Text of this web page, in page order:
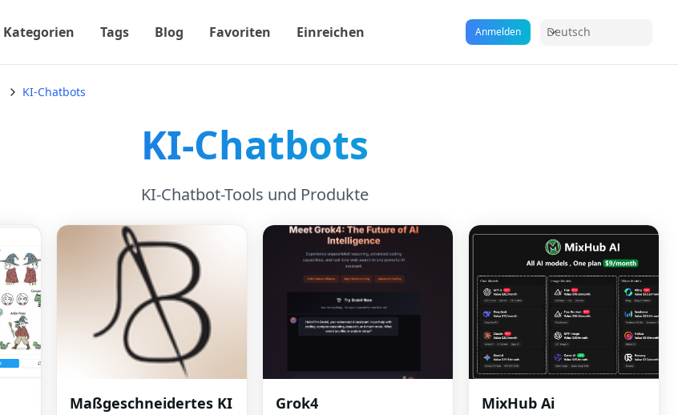
Kategorien Tags Blog Favoriten Einreichen Anmelden Deutsch
KI-Chatbots
KI-Chatbots
KI-Chatbot-Tools und Produkte
Maßgeschneidertes KI
Grok4 MixHub Ai